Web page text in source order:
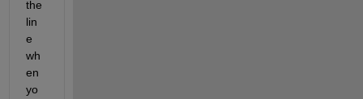
the
lin
e
wh
en
yo